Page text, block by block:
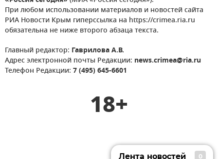
При любом использовании материалов и новостей сайта
РИА Новости Крым гиперссылка на https://crimea.ria.ru
обязательна не ниже второго абзаца текста.
Главный редактор: Гаврилова А.В.
Адрес электронной почты Редакции: news.crimea@ria.ru
Телефон Редакции: 7 (495) 645-6601
18+
Лента новостей 0